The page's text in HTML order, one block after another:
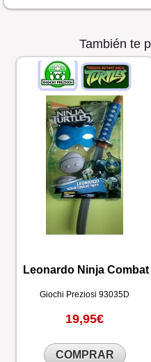
También te
Leonardo Ninja Combat
Giochi Preziosi 93035D
19,95€
COMPRAR